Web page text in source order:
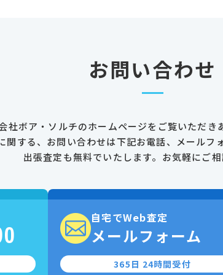
お問い合わせ
社ボア・ソルチのホームページを ご覧いただき
関する、お問い合わせは下記お電話、メールフ
出張査定も無料でいたします。 お気軽にご
自宅でWeb査定
メールフォーム
365日 24時間受付